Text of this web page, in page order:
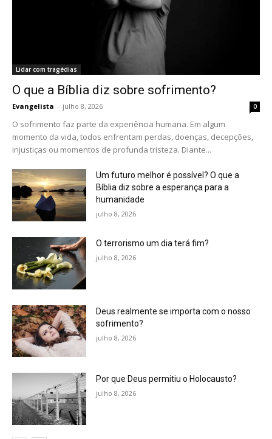
Lidar com tragédias
O que a Bíblia diz sobre sofrimento?
Evangelista - julho 8, 2026 0
O sofrimento faz parte da experiência humana. Em algum
momento da vida, todos enfrentam perdas, doenças, decepções,
injustiças ou momentos de profunda tristeza. Diante...
Um futuro melhor é possível? O que a
Bíblia diz sobre a esperança para a
humanidade
julho 8, 2026
O terrorismo um dia terá fim?
julho 8, 2026
Deus realmente se importa com o nosso
sofrimento?
julho 8, 2026
Por que Deus permitiu o Holocausto?
julho 8, 2026